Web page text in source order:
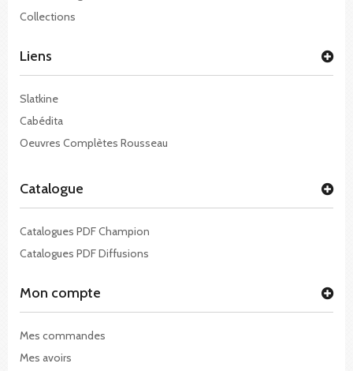
Collections
Liens
Slatkine
Cabédita
Oeuvres Complètes Rousseau
Catalogue
Catalogues PDF Champion
Catalogues PDF Diffusions
Mon compte
Mes commandes
Mes avoirs